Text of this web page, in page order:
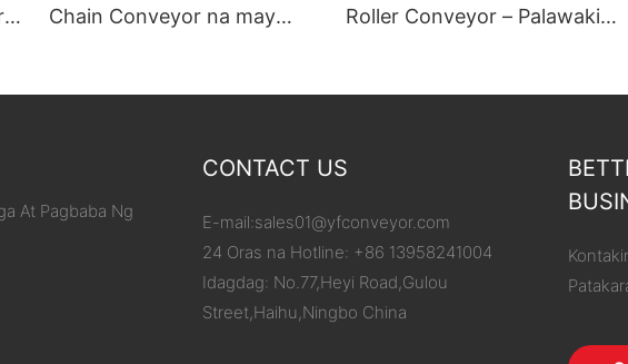
Chain Conveyor na may
Roller Conveyor – Palawakin
At Pagbaba Ng
CONTACT US
E-mail:sales01@yfconveyor.com
24 Oras na Hotline: +86 13958241004
Idagdag: No.77,Heyi Road,Gulou
Street,Haihu,Ningbo China